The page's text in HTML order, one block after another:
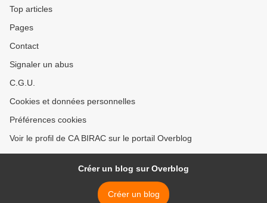
Top articles
Pages
Contact
Signaler un abus
C.G.U.
Cookies et données personnelles
Préférences cookies
Voir le profil de CA BIRAC sur le portail Overblog
Créer un blog sur Overblog
Créer un blog